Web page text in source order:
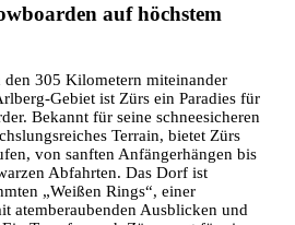
auf höchstem
305 Kilometern miteinander
Gebiet ist Zürs ein Paradies für
Bekannt für seine schneesicheren
Terrain, bietet Zürs
von sanften Anfängerhängen bis
Abfahrten. Das Dorf ist
„Weißen Rings“, einer
atemberaubenden Ausblicken und